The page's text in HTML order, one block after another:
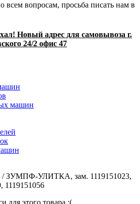
всем вопросам, просьба писать нам в
Новый адрес для самовывоза г.
24/2 офис 47
машин
/ ЗУМПФ-УЛИТКА, зам. 1119151023,
1119151056